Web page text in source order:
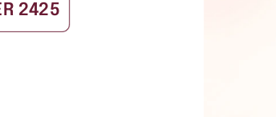
2425